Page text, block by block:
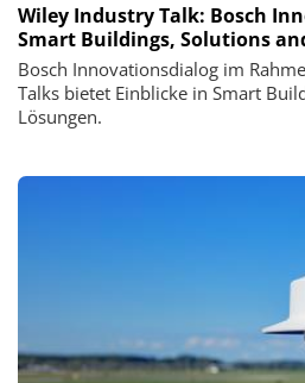
Wiley Industry Talk: Bosch
Smart Buildings, Solutions
Bosch Innovationsdialog im
Talks bietet Einblicke in Smart
Lösungen.